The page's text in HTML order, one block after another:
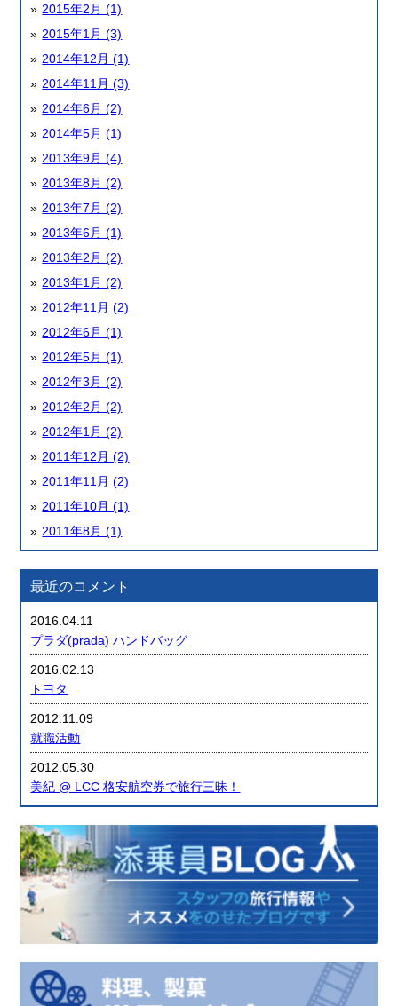
2015年2月 (1)
2015年1月 (3)
2014年12月 (1)
2014年11月 (3)
2014年6月 (2)
2014年5月 (1)
2013年9月 (4)
2013年8月 (2)
2013年7月 (2)
2013年6月 (1)
2013年2月 (2)
2013年1月 (2)
2012年11月 (2)
2012年6月 (1)
2012年5月 (1)
2012年3月 (2)
2012年2月 (2)
2012年1月 (2)
2011年12月 (2)
2011年11月 (2)
2011年10月 (1)
2011年8月 (1)
最近のコメント
2016.04.11
プラダ(prada) ハンドバッグ
2016.02.13
トヨタ
2012.11.09
就職活動
2012.05.30
美紀 @ LCC 格安航空券で旅行三昧！